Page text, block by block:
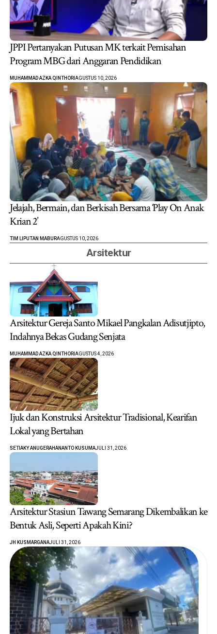
JPPI Pertanyakan Putusan MK terkait Pemisahan
Program MBG dari Anggaran Pendidikan
MUHAMMAD AZKA QINTHORI AGUSTUS 10, 2026
Jelajah, Bermain, dan Berkisah Bersama ‘Play On Anak
Krian 2’
TIM LIPUTAN MABURAGUSTUS 10, 2026
Arsitektur
Arsitektur Gereja Santo Mikael Pangkalan Adisutjipto,
Indahnya Bekas Gudang Senjata
MUHAMMAD AZKA QINTHORI AGUSTUS 4, 2026
Ijuk dan Konstruksi Arsitektur Tradisional, Kearifan
Lokal yang Bertahan
SETIAKY ANUGERAHANANTO KUSUMAJULI 31, 2026
Arsitektur Stasiun Tawang Semarang Dikembalikan ke
Bentuk Asli, Seperti Apakah Kini?
JH KUSMARGANAJULI 31, 2026